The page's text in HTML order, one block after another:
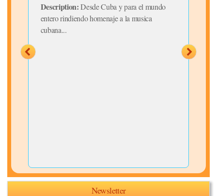
Description:Desde Cuba y para el mundo
entero rindiendo homenaje a la musica
cubana...
Newsletter